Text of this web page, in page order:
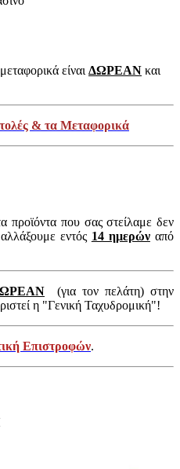
είναιΔΩΡΕΑΝ και
& τα Μεταφορικά
προϊόντα που σας στείλαμε δεν
εντός 14 ημερώναπό
(για τον πελάτη) στην
η "Γενική Ταχυδρομική"!
Επιστροφών.